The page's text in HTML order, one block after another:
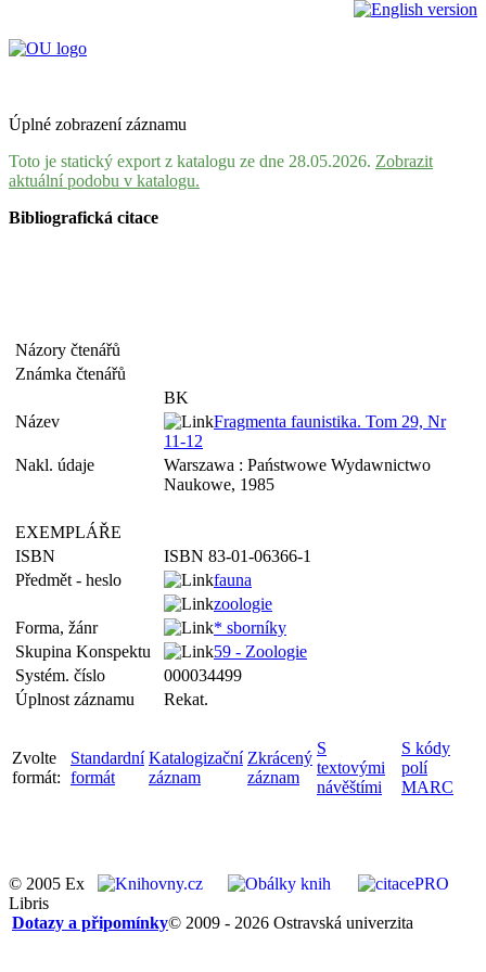
Úplné zobrazení záznamu
Toto je statický export z katalogu ze dne 28.05.2026. Zobrazit
aktuální podobu v katalogu.
Bibliografická citace
Názory čtenářů
Známka čtenářů
BK
Název
Fragmenta faunistika. Tom 29, Nr
11-12
Nakl. údaje
Warszawa : Państwowe Wydawnictwo
Naukowe, 1985
EXEMPLÁŘE
ISBN
ISBN 83-01-06366-1
Předmět - heslo
fauna
zoologie
Forma, žánr
* sborníky
Skupina Konspektu
59 - Zoologie
Systém. číslo
000034499
Úplnost záznamu
Rekat.
Zvolte
formát:
Standardní
formát
Katalogizační
záznam
Zkrácený
záznam
S
textovými
návěštími
S kódy
polí
MARC
© 2005 Ex
Libris
© 2009 - 2026 Ostravská univerzita
Dotazy a připomínky